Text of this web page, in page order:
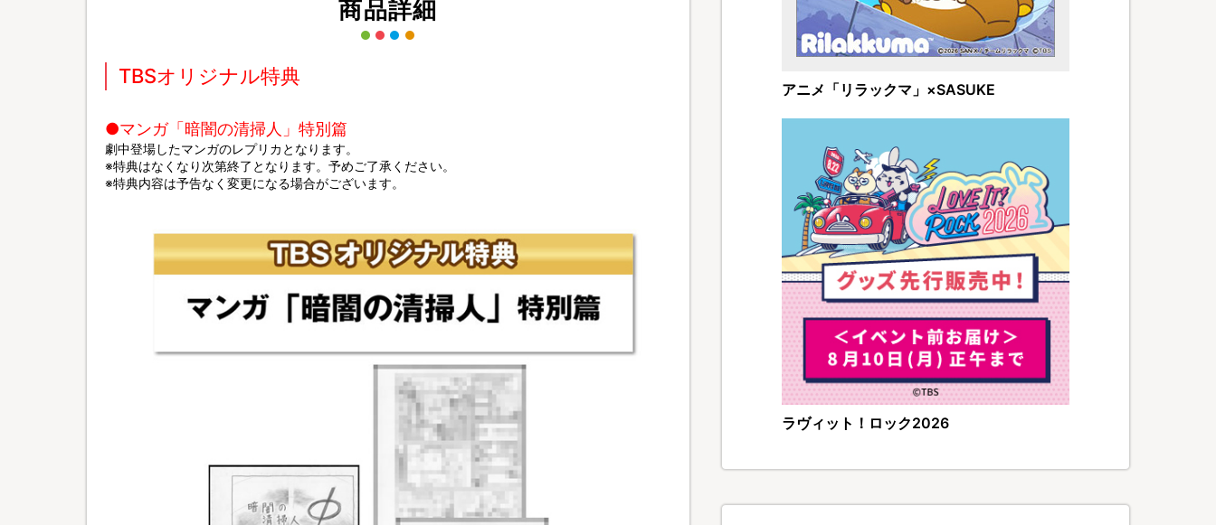
商品詳細
TBSオリジナル特典
●マンガ「暗闇の清掃人」特別篇
劇中登場したマンガのレプリカとなります。
※特典はなくなり次第終了となります。予めご了承ください。
※特典内容は予告なく変更になる場合がございます。
アニメ「リラックマ」×SASUKE
ラヴィット！ロック2026